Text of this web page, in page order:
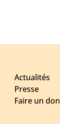
Actualités
Presse
Faire un don